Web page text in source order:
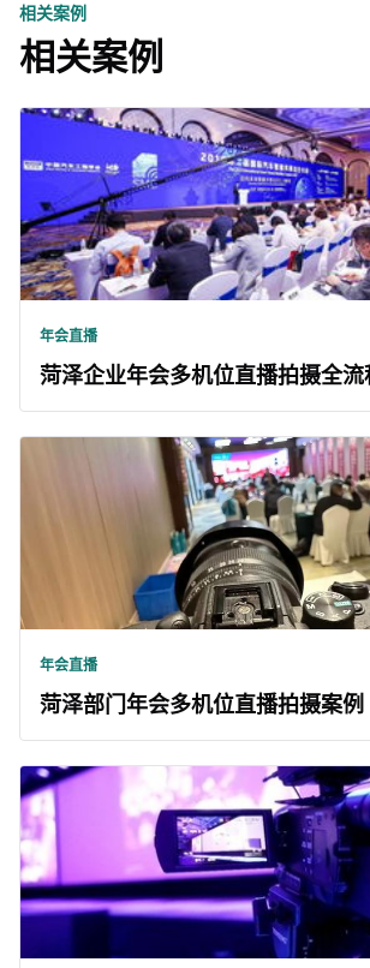
相关案例
相关案例
年会直播
菏泽企业年会多机位直播拍摄全流
年会直播
菏泽部门年会多机位直播拍摄案例